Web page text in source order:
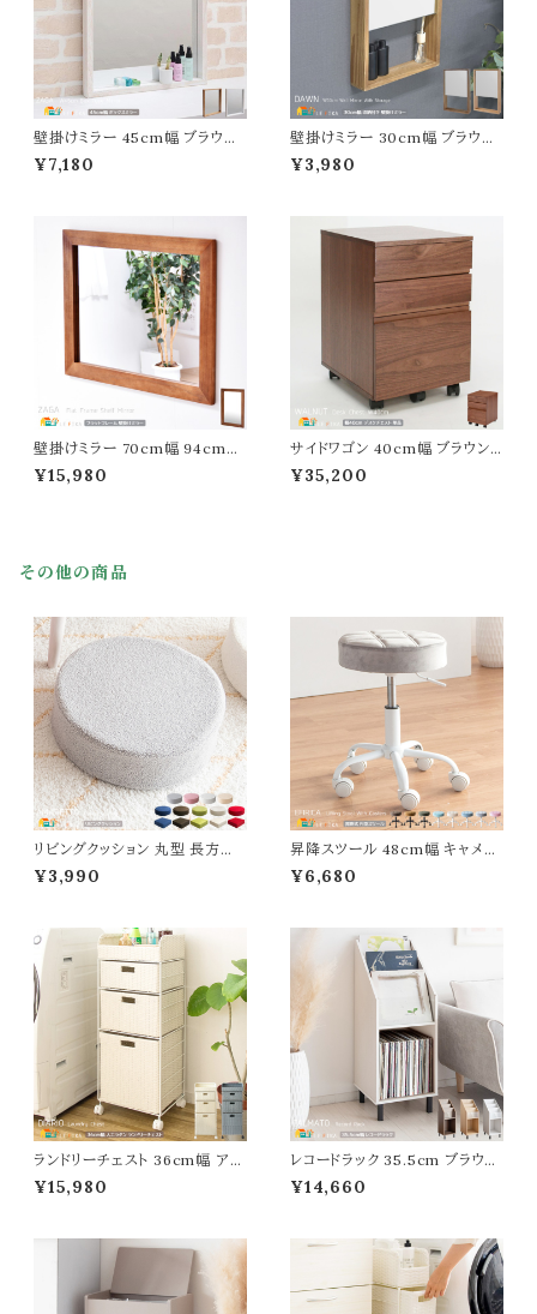
壁掛けミラー 45cm幅 ブラウン
ホワイト 茶色 白 鏡 ウォールミラ
ー ボックス型ミラー 長方形 壁掛
ン スタイリッシュ ウッドフレーム
木製フレーム 飛散防止加工ミラ
ー アンティーク調 飾り棚 ボック
ス 角型 壁掛け鏡
¥7,180
壁掛けミラー 30cm幅 ブラウン
ナチュラル ウォールミラー 壁面ミ
ラー 壁面鏡 玄関鏡 リビングミラ
ンテージ調 収納付きミラー 小物
置き付き 鏡 ミラー 幅30cm 奥
行6cm 高さ45cm 壁面取付ミ
ラー 天然木使用
¥3,980
壁掛けミラー 70cm幅 94cm幅
縦横入れ替え可能 ブラウン 茶
色 壁掛け鏡 ウォールミラー 天然
ラー 壁掛け大型ミラー 木製フレ
¥15,980
サイドワゴン 40cm幅 ブラウン
茶色 サイドチェスト キャスター
付き 収納ラック 収納ワゴン デス
¥35,200
その他の商品
リビングクッション 丸型 長方形
ベロア ブークレ ピンク ベージュ
ホワイト グレー アイボリー グリー
座布団 クッション 丸形クッション
円型クッション 長方形クッション
角型クッション コンパクト 座布
団
¥3,990
昇降スツール 48cm幅 キャメル
グリーン ブラウン ライトピンク ラ
イトグレー ライトブルー アクアブ
ェア キャスター付きスツール 36
0度回転 ダイニングスツール 幅
48cm 奥行48cm 最大高さ52c
m おすすめ 椅子
¥6,680
ランドリーチェスト 36cm幅 アイ
ボリー ブルー 人工ラタン キャス
ター付き サニタリーチェスト スリ
納 脱衣所収納 タオル収納 幅36
cm 奥行29cm 高さ94cm おす
すめ おしゃれ 北欧 モダン スタ
イリッシュ 収納
¥15,980
レコードラック 35.5cm ブラウン
ナチュラル ホワイト ディスプレイ
ラック 絵本ラック オープンラック
0cm おすすめ おしゃれ 北欧 モ
ダン スタイリッシュ スリム コンパ
クト 省スペース オープン収納ラ
ック 収納
¥14,660